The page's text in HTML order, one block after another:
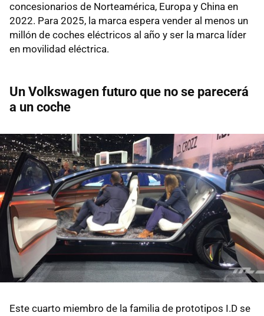
concesionarios de Norteamérica, Europa y China en
2022. Para 2025, la marca espera vender al menos un
millón de coches eléctricos al año y ser la marca líder
en movilidad eléctrica.
Un Volkswagen futuro que no se parecerá
a un coche
Este cuarto miembro de la familia de prototipos I.D se